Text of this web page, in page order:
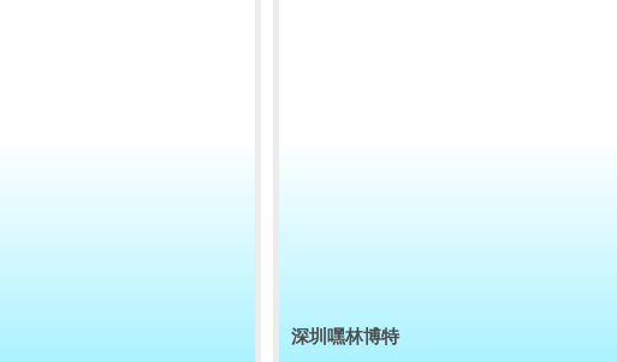
深圳嘿林博特